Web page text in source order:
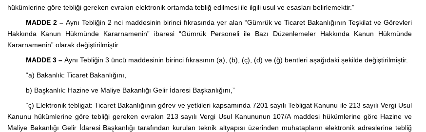
hükümlerine göre tebliği gereken evrakın elektronik ortamda tebliğ edilmesi ile ilgili usul ve esasları belirlemektir.”
MADDE 2 – Aynı Tebliğin 2 nci maddesinin birinci fıkrasında yer alan “Gümrük ve Ticaret Bakanlığının Teşkilat ve Görevleri
Hakkında Kanun Hükmünde Kararnamenin” ibaresi “Gümrük Personeli ile Bazı Düzenlemeler Hakkında Kanun Hükmünde
Kararnamenin” olarak değiştirilmiştir.
MADDE 3 –Aynı Tebliğin 3 üncü maddesinin birinci fıkrasının (a), (b), (ç), (d) ve (ğ) bentleri aşağıdaki şekilde değiştirilmiştir.
“a) Bakanlık: Ticaret Bakanlığını,
b) Başkanlık: Hazine ve Maliye Bakanlığı Gelir İdaresi Başkanlığını,”
“ç) Elektronik tebligat: Ticaret Bakanlığının görev ve yetkileri kapsamında 7201 sayılı Tebligat Kanunu ile 213 sayılı Vergi Usul
Kanunu hükümlerine göre tebliği gereken evrakın 213 sayılı Vergi Usul Kanununun 107/A maddesi hükümlerine göre Hazine ve
Maliye Bakanlığı Gelir İdaresi Başkanlığı tarafından kurulan teknik altyapısı üzerinden muhatapların elektronik adreslerine tebliğ